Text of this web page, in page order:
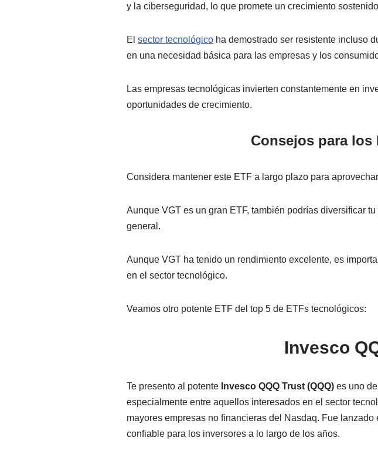
y la ciberseguridad, lo que promete un crecimiento
Elsector tecnológico ha demostrado ser resistente incluso
en una necesidad básica para las empresas y los
Las empresas tecnológicas invierten constantemente en
oportunidades de crecimiento.
Consejos para los
Considera mantener este ETF a largo plazo para
Aunque VGT es un gran ETF, también podrías diversificar
general.
Aunque VGT ha tenido un rendimiento excelente, es
en el sector tecnológico.
Veamos otro potente ETF del top 5 de ETFs tecnológicos:
Invesco
Te presento al potente Invesco QQQ Trust (QQQ) es uno
especialmente entre aquellos interesados en el sector
mayores empresas no financieras del Nasdaq. Fue
confiable para los inversores a lo largo de los años.